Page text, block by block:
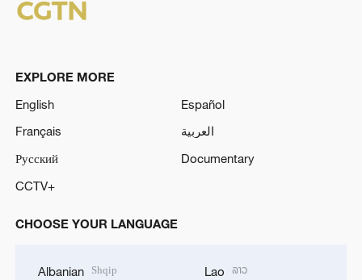
EXPLORE MORE
English
Español
Français
العربية
Русский
Documentary
CCTV+
CHOOSE YOUR LANGUAGE
Albanian Shqip Lao ລາວ